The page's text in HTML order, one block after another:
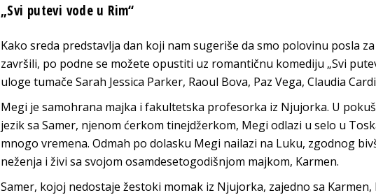
„Svi putevi vode u Rim“
Kako sreda predstavlja dan koji nam sugeriše da smo polovinu posla
završili, po podne se možete opustiti uz romantičnu komediju „Svi
uloge tumače Sarah Jessica Parker, Raoul Bova, Paz Vega, Claudia
Megi je samohrana majka i fakultetska profesorka iz Njujorka. U
jezik sa Samer, njenom ćerkom tinejdžerkom, Megi odlazi u selo u
mnogo vremena. Odmah po dolasku Megi nailazi na Luku, zgodnog
neženja i živi sa svojom osamdesetogodišnjom majkom, Karmen.
Samer, kojoj nedostaje žestoki momak iz Njujorka, zajedno sa